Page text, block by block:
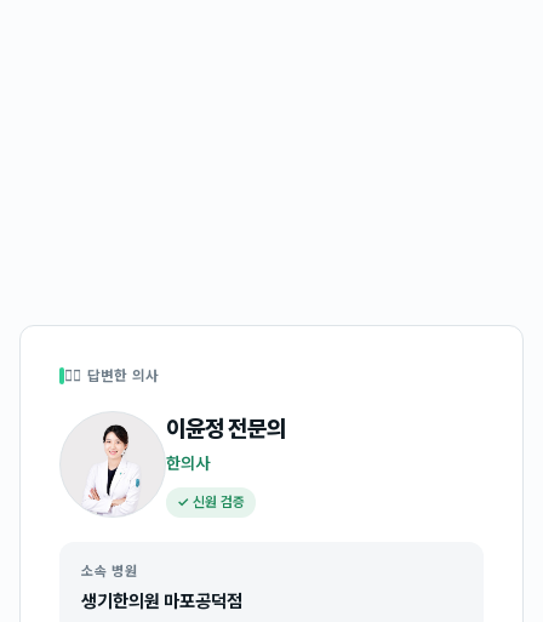
👩‍⚕️ 답변한 의사
이윤정전문의
한의사
✓ 신원 검증
소속 병원
생기한의원 마포공덕점